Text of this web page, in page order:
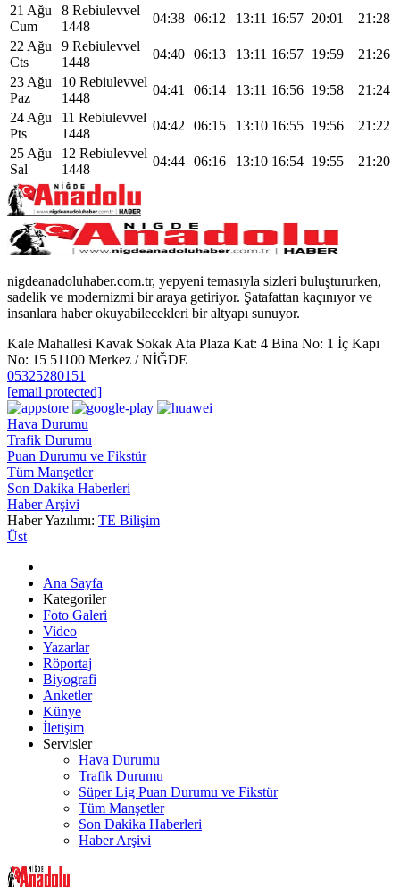
21 Ağu
Cum
8 Rebiulevvel
1448
04:38 06:12 13:11 16:57 20:01
21:28
22 Ağu
Cts
9 Rebiulevvel
1448
04:40 06:13 13:11 16:57 19:59
21:26
23 Ağu
Paz
10 Rebiulevvel
1448
04:41 06:14 13:11 16:56 19:58
21:24
24 Ağu
Pts
11 Rebiulevvel
1448
04:42 06:15 13:10 16:55 19:56
21:22
25 Ağu
Sal
12 Rebiulevvel
1448
04:44 06:16 13:10 16:54 19:55 21:20
nigdeanadoluhaber.com.tr, yepyeni temasıyla sizleri buluştururken,
sadelik ve modernizmi bir araya getiriyor. Şatafattan kaçınıyor ve
insanlara haber okuyabilecekleri bir altyapı sunuyor.
Kale Mahallesi Kavak Sokak Ata Plaza Kat: 4 Bina No: 1 İç Kapı
No: 15 51100 Merkez / NİĞDE
05325280151
[email protected]
Hava Durumu
Trafik Durumu
Puan Durumu ve Fikstür
Tüm Manşetler
Son Dakika Haberleri
Haber Arşivi
Haber Yazılımı: TE Bilişim
Üst
Ana Sayfa
Kategoriler
Foto Galeri
Video
Yazarlar
Röportaj
Biyografi
Anketler
Künye
İletişim
Servisler
Hava Durumu
Trafik Durumu
Süper Lig Puan Durumu ve Fikstür
Tüm Manşetler
Son Dakika Haberleri
Haber Arşivi